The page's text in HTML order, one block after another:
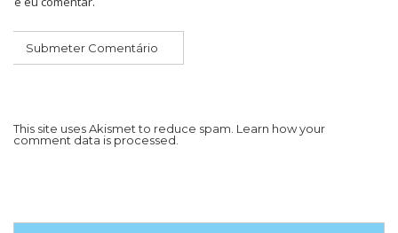
This site uses Akismet to reduce spam. Learn how your
comment data is processed.